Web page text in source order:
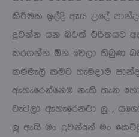
කිරීමක ඉද්දි ඇය උදේ
දුවන්න යන බවත් චරිතයට
කරගන්න ඕන වෙලා තිබුණ
කම්මැලි කමට හැමදාම
ඇහැරෙන්නෙම නැති තැන
වැටිලා ඇහැරෙනවා ලු ,
ලු ඇයි මං දුවන්නේ මං